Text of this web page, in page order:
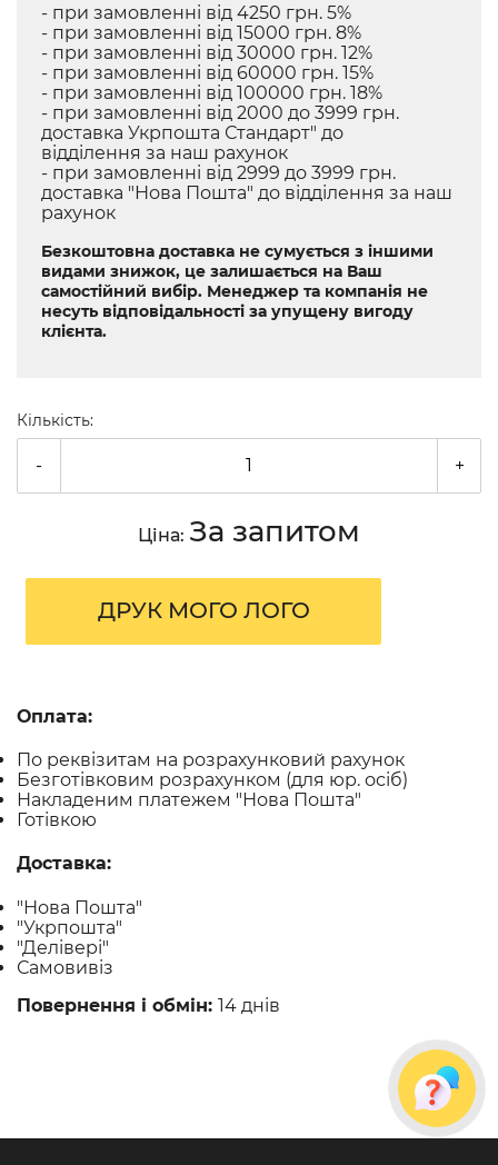
- при замовленні від 4250 грн. 5%
- при замовленні від 15000 грн. 8%
- при замовленні від 30000 грн. 12%
- при замовленні від 60000 грн. 15%
- при замовленні від 100000 грн. 18%
- при замовленні від 2000 до 3999 грн.
доставка Укрпошта Стандарт" до
відділення за наш рахунок
- при замовленні від 2999 до 3999 грн.
доставка "Нова Пошта" до відділення за наш
рахунок
Безкоштовна доставка не сумується з іншими
видами знижок, це залишається на Ваш
самостійний вибір. Менеджер та компанія не
несуть відповідальності за упущену вигоду
клієнта.
Кількість:
- +
Ціна: За запитом
ДРУК МОГО ЛОГО
Оплата:
По реквізитам на розрахунковий рахунок
Безготівковим розрахунком (для юр. осіб)
Накладеним платежем "Нова Пошта"
Готівкою
Доставка:
"Нова Пошта"
"Укрпошта"
"Делівері"
Самовивіз
Повернення і обмін: 14 днів